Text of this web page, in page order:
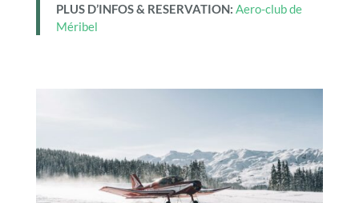
PLUS D’INFOS & RESERVATION: Aero-club de
Méribel